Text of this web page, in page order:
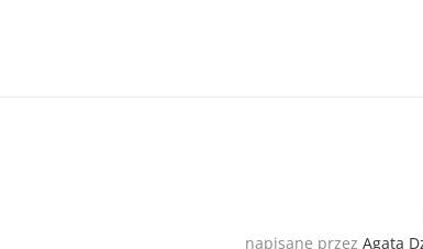
napisane przez Agata